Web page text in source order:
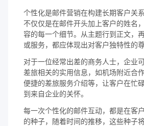
个性化是邮件营销在构建长期客户关
不仅仅是在邮件开头加上客户的姓名
容的每一个细节。从主题行到正文，
或服务，都应体现出对客户独特性的尊
对于一位经常出差的商务人士，企业
差旅相关的实用信息，如机场附近合
便捷的差旅服务介绍等，让客户在忙
到来自企业的关怀。
每一次个性化的邮件互动，都是在客
的种子，随着时间的推移，这些种子